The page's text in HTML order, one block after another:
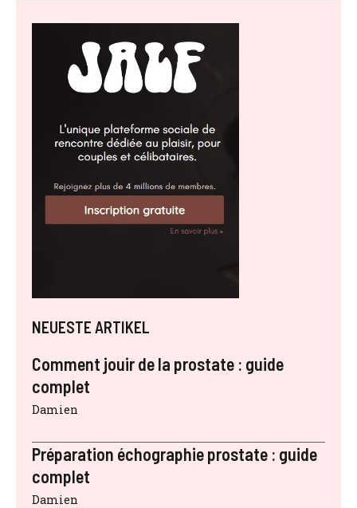
NEUESTE ARTIKEL
Comment jouir de la prostate : guide
complet
Damien
Préparation échographie prostate : guide
complet
Damien